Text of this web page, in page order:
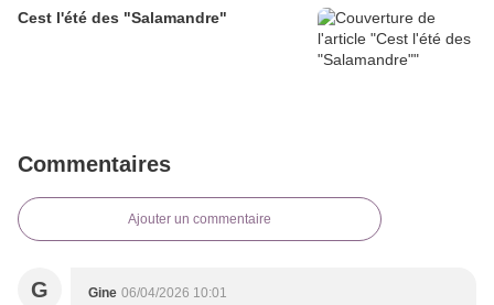
Cest l'été des "Salamandre"
Commentaires
Ajouter un commentaire
G Gine 06/04/2026 10:01